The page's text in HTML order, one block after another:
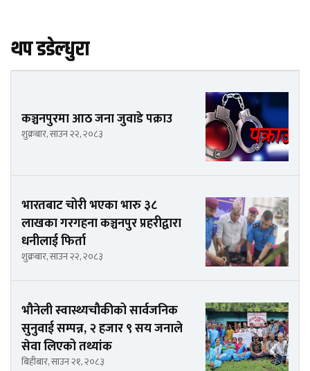
थप डडेल्धुरा
कञ्चनपुरमा आठ जना जुवाडे पक्राउ
शुक्रबार, साउन २२, २०८३
भारतबाट चोरी भएका भारु ३८
लाखका गरगहना कञ्चनपुर प्रहरीद्वारा
धनीलाई फिर्ता
शुक्रबार, साउन २२, २०८३
भौनेली स्वास्थ्यचौकीको सार्वजनिक
सुनुवाई सम्पन्न, २ हजार ९ सय जनाले
सेवा लिएको तथ्यांक
बिहीबार, साउन २१, २०८३